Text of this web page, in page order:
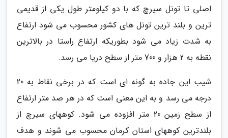
اصلی تا تونل سیرچ که با دو کیلومتر طول یکی از قدیمی
ترین و بلند ترین تونل های کشور محسوب می شود ارتفاع
به شدت زیاد می شود بطوریکه ارتفاع راستا در بالاترین
نقطه به 2 هزار و 700 متر از سطح دریا می رسد.
شیب این جاده به گونه ای است که در برخی نقاط به 20
درجه می رسد و به این معنی است که در هر صد متر ارتفاع
از سطح زمین 20 متر افزوده می شود. کوههای سیرچ از
بلندترین کوههای استان کرمان محسوب می شوند و هدف